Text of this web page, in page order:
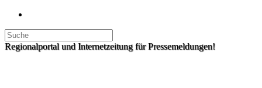
Regionalportal und Internetzeitung für Pressemeldungen!